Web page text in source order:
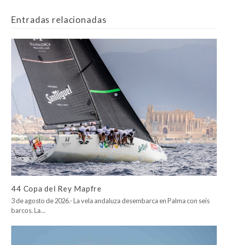
Entradas relacionadas
44 Copa del Rey Mapfre
3 de agosto de 2026.- La vela andaluza desembarca en Palma con seis
barcos. La…